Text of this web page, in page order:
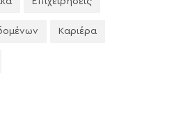
Καριέρα